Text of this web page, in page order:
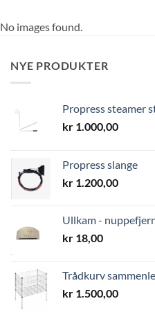
No images found.
NYE PRODUKTER
Propress steamer
kr 1.000,00
Propress slange
kr 1.200,00
Ullkam -
kr 18,00
Trådkurv
kr 1.500,00